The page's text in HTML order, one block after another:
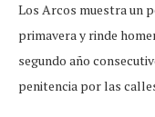
Los Arcos muestra un
primavera y rinde
segundo año
penitencia por las